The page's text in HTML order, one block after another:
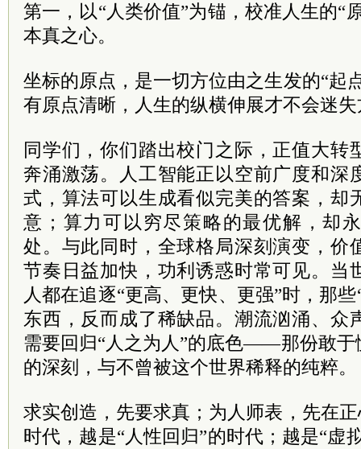
第一，以“人类价值”为锚，校准人生的“
本真之心。
坐标的原点，是一切方位由之生发的“
有原点清晰，人生的纵横伸展才不会迷
同学们，你们踏出校门之际，正值大转
奔涌激荡。人工智能正以空前广度和深
式，算法可以生成看似完美的答案，却
意；算力可以穷尽策略的最优解，却
处。与此同时，全球格局深刻演变，价
节奏日益加快，功利诱惑时常可见。当
人都在追逐“更高、更快、更强”时，那
东西，反而成了稀缺品。潮流汹涌、众
需要回归“人之为人”的底色——那份敢于
的深刻，与不曾被这个世界稀释的纯粹。
求实创造，先要求真；为人师表，先在
时代，越是“人性回归”的时代；越是“虚